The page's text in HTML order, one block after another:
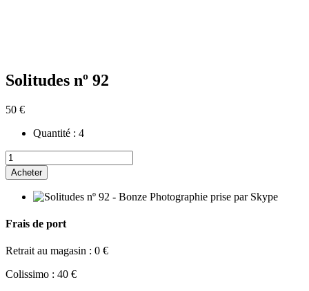
Solitudes nº 92
50 €
Quantité : 4
Acheter
Frais de port
Retrait au magasin : 0 €
Colissimo : 40 €